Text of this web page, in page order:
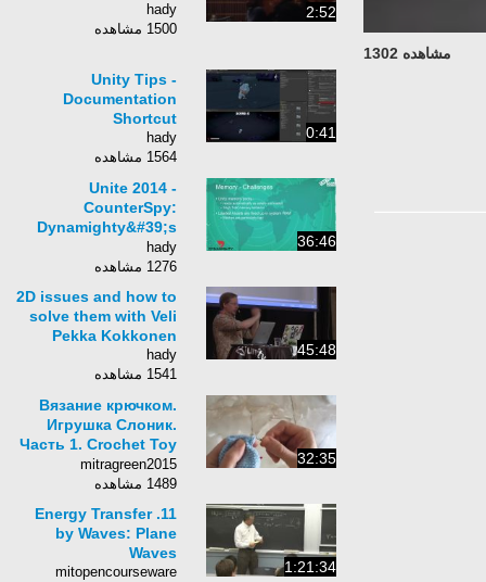
مشاهده 1302
2:52
hady
1500 مشاهده
0:41
Unity Tips -
Documentation
Shortcut
hady
1564 مشاهده
36:46
Unite 2014 -
CounterSpy:
Dynamighty&#39;s
path
hady
1276 مشاهده
45:48
2D issues and how to
solve them with Veli
Pekka Kokkonen
hady
1541 مشاهده
32:35
Вязание крючком.
Игрушка Слоник.
Часть 1. Crochet Toy
Elephant Part 1
mitragreen2015
1489 مشاهده
1:21:34
11. Energy Transfer
by Waves: Plane
Waves
mitopencourseware